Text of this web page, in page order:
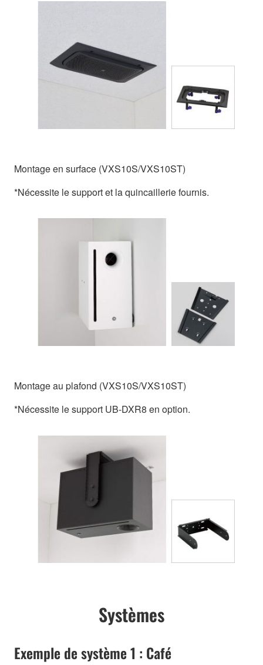
Montage en surface (VXS10S/VXS10ST)
*Nécessite le support et la quincaillerie fournis.
Montage au plafond (VXS10S/VXS10ST)
*Nécessite le support UB-DXR8 en option.
Systèmes
Exemple de système 1 : Café